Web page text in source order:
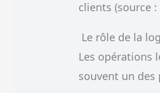
clients (source :
Le rôle de la
Les opérations
souvent un